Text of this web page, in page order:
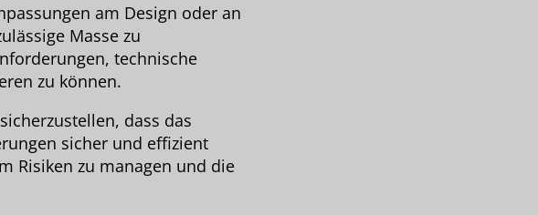
am Design oder an
Masse zu
technische
zu können.
dass das
sicher und effizient
Risiken zu managen und die